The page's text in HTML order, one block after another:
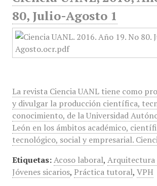
80, Julio-Agosto 1
La revista Ciencia UANL tiene como
y divulgar la producción científica,
conocimiento, de la Universidad
León en los ámbitos académico,
tecnológico, social y empresarial.
Etiquetas: Acoso laboral, Arquitectura
Jóvenes sicarios, Práctica tutoral, VPH